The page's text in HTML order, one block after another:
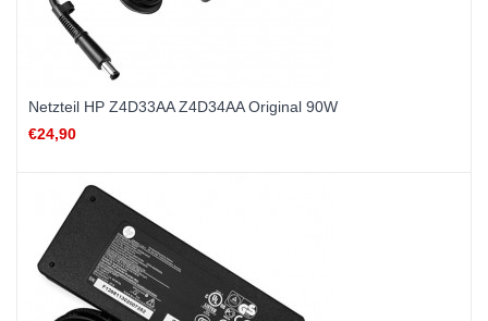
Netzteil HP Z4D33AA Z4D34AA Original 90W
€24,90